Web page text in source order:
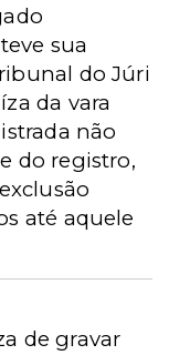
sua
do Júri
da vara
não
do registro,
até aquele
de gravar